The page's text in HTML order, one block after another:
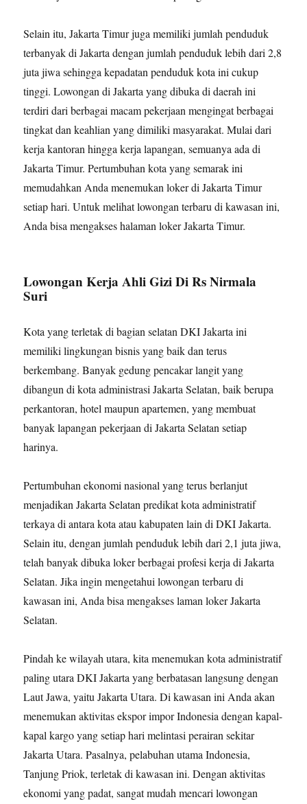
Selain itu, Jakarta Timur juga memiliki jumlah penduduk
terbanyak di Jakarta dengan jumlah penduduk lebih dari 2,8
juta jiwa sehingga kepadatan penduduk kota ini cukup
tinggi. Lowongan di Jakarta yang dibuka di daerah ini
terdiri dari berbagai macam pekerjaan mengingat berbagai
tingkat dan keahlian yang dimiliki masyarakat. Mulai dari
kerja kantoran hingga kerja lapangan, semuanya ada di
Jakarta Timur. Pertumbuhan kota yang semarak ini
memudahkan Anda menemukan loker di Jakarta Timur
setiap hari. Untuk melihat lowongan terbaru di kawasan ini,
Anda bisa mengakses halaman loker Jakarta Timur.
Lowongan Kerja Ahli Gizi Di Rs Nirmala
Suri
Kota yang terletak di bagian selatan DKI Jakarta ini
memiliki lingkungan bisnis yang baik dan terus
berkembang. Banyak gedung pencakar langit yang
dibangun di kota administrasi Jakarta Selatan, baik berupa
perkantoran, hotel maupun apartemen, yang membuat
banyak lapangan pekerjaan di Jakarta Selatan setiap
harinya.
Pertumbuhan ekonomi nasional yang terus berlanjut
menjadikan Jakarta Selatan predikat kota administratif
terkaya di antara kota atau kabupaten lain di DKI Jakarta.
Selain itu, dengan jumlah penduduk lebih dari 2,1 juta jiwa,
telah banyak dibuka loker berbagai profesi kerja di Jakarta
Selatan. Jika ingin mengetahui lowongan terbaru di
kawasan ini, Anda bisa mengakses laman loker Jakarta
Selatan.
Pindah ke wilayah utara, kita menemukan kota administratif
paling utara DKI Jakarta yang berbatasan langsung dengan
Laut Jawa, yaitu Jakarta Utara. Di kawasan ini Anda akan
menemukan aktivitas ekspor impor Indonesia dengan kapal-
kapal kargo yang setiap hari melintasi perairan sekitar
Jakarta Utara. Pasalnya, pelabuhan utama Indonesia,
Tanjung Priok, terletak di kawasan ini. Dengan aktivitas
ekonomi yang padat, sangat mudah mencari lowongan